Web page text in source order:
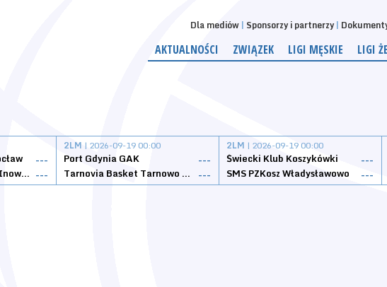
Dla mediów Sponsorzy i partnerzy
AKTUALNOŚCI ZWIĄZEK LIGI MĘSKIE LIGI
---
KSK Qemetica Noteć Inowrocław ---
2LM | 2026-09-19 00:00
Port Gdynia GAK
---
Tarnovia Basket Tarnowo Podgórne ---
2LM | 2026-09-19 00:00
Świecki Klub Koszykówki
---
SMS PZKosz Władysławowo
---